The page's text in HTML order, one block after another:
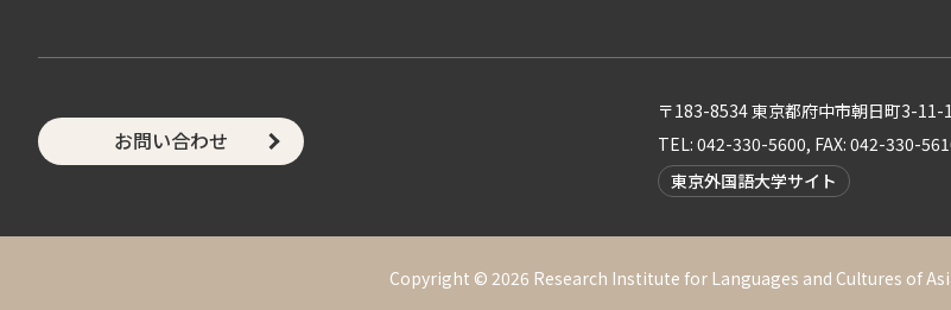
お問い合わせ
〒183-8534 東京都府中市朝日町3-11-1
TEL: 042-330-5600, FAX: 042-330-
東京外国語大学サイト
Copyright © 2026 Research Institute for Languages and Cultures of